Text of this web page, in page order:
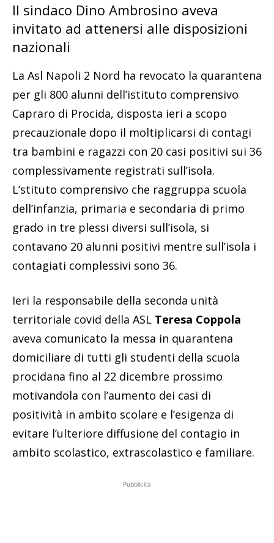
Il sindaco Dino Ambrosino aveva
invitato ad attenersi alle disposizioni
nazionali
La Asl Napoli 2 Nord ha revocato la quarantena
per gli 800 alunni dell’istituto comprensivo
Capraro di Procida, disposta ieri a scopo
precauzionale dopo il moltiplicarsi di contagi
tra bambini e ragazzi con 20 casi positivi sui 36
complessivamente registrati sull’isola.
L’stituto comprensivo che raggruppa scuola
dell’infanzia, primaria e secondaria di primo
grado in tre plessi diversi sull’isola, si
contavano 20 alunni positivi mentre sull’isola i
contagiati complessivi sono 36.
Ieri la responsabile della seconda unità
territoriale covid della ASL Teresa Coppola
aveva comunicato la messa in quarantena
domiciliare di tutti gli studenti della scuola
procidana fino al 22 dicembre prossimo
motivandola con l’aumento dei casi di
positività in ambito scolare e l’esigenza di
evitare l’ulteriore diffusione del contagio in
ambito scolastico, extrascolastico e familiare.
Pubblicità